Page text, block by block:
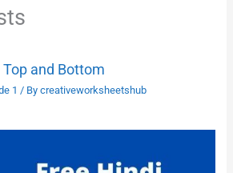
and Bottom
1 / Bycreativeworksheetshub